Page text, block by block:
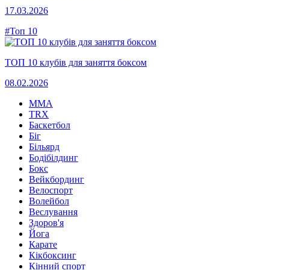
17.03.2026
#Топ 10
ТОП 10 клубів для заняття боксом
08.02.2026
MMA
TRX
Баскетбол
Біг
Більярд
Бодібілдинг
Бокс
Вейкбординг
Велоспорт
Волейбол
Веслування
Здоров'я
Йога
Карате
Кікбоксинг
Кінний спорт